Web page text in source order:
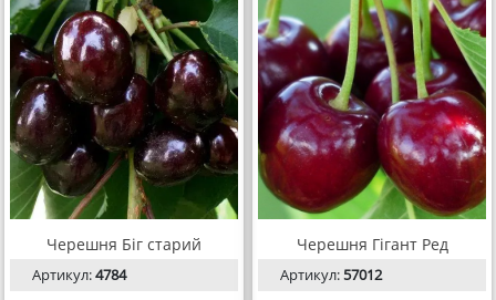
Черешня Біг старий
Артикул:4784
Черешня Гігант Ред
Артикул:57012